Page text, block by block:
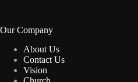
Our Company
About Us
Contact Us
Vision